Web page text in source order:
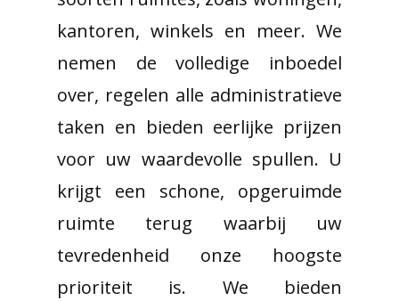
kantoren, winkels en meer. We
nemen de volledige inboedel
over, regelen alle administratieve
taken en bieden eerlijke prijzen
voor uw waardevolle spullen. U
krijgt een schone, opgeruimde
ruimte terug waarbij uw
tevredenheid onze hoogste
prioriteit is. We bieden